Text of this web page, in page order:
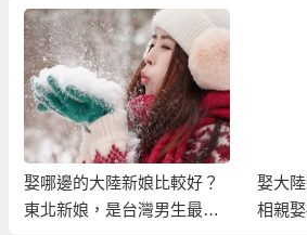
娶哪邊的大陸新娘比較好？
東北新娘，是台灣男生最值
娶大
相親